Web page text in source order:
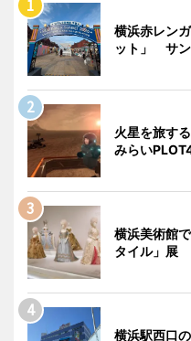
横浜赤レン
ット」 サ
火星を旅す
みらい
横浜美術館
タイル」展
横浜駅西口